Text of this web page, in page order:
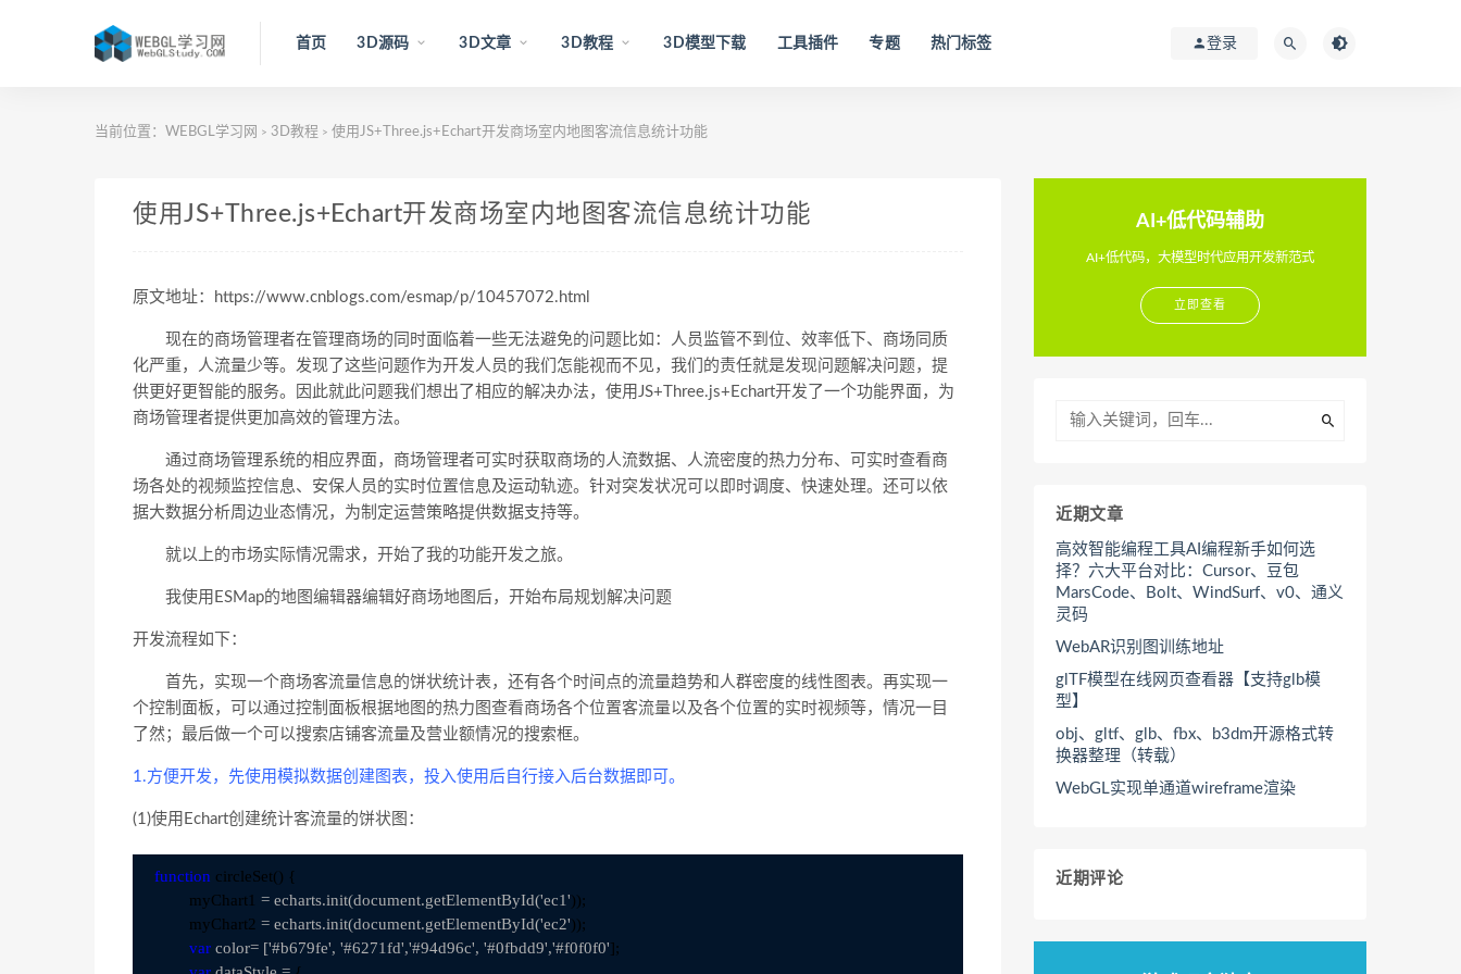
首页 3D源码 3D文章 3D教程 3D模型下载 工具插件 专题 热门标签 登录
当前位置： WEBGL学习网 > 3D教程 > 使用JS+Three.js+Echart开发商场室内地图客流信息统计功能
使用JS+Three.js+Echart开发商场室内地图客流信息统计功能
原文地址：https://www.cnblogs.com/esmap/p/10457072.html
现在的商场管理者在管理商场的同时面临着一些无法避免的问题比如：人员监管不到位、效率低下、商场同质
化严重，人流量少等。发现了这些问题作为开发人员的我们怎能视而不见，我们的责任就是发现问题解决问题，提
供更好更智能的服务。因此就此问题我们想出了相应的解决办法，使用JS+Three.js+Echart开发了一个功能界面，为
商场管理者提供更加高效的管理方法。
通过商场管理系统的相应界面，商场管理者可实时获取商场的人流数据、人流密度的热力分布、可实时查看商
场各处的视频监控信息、安保人员的实时位置信息及运动轨迹。针对突发状况可以即时调度、快速处理。还可以依
据大数据分析周边业态情况，为制定运营策略提供数据支持等。
就以上的市场实际情况需求，开始了我的功能开发之旅。
我使用ESMap的地图编辑器编辑好商场地图后，开始布局规划解决问题
开发流程如下：
首先，实现一个商场客流量信息的饼状统计表，还有各个时间点的流量趋势和人群密度的线性图表。再实现一
个控制面板，可以通过控制面板根据地图的热力图查看商场各个位置客流量以及各个位置的实时视频等，情况一目
了然；最后做一个可以搜索店铺客流量及营业额情况的搜索框。
1.方便开发，先使用模拟数据创建图表，投入使用后自行接入后台数据即可。
(1)使用Echart创建统计客流量的饼状图：
function circleSet() {
        myChart1
= echarts.init(document.getElementById('ec1'));
        myChart2
= echarts.init(document.getElementById('ec2'));
var color= ['#b679fe', '#6271fd','#94d96c', '#0fbdd9','#f0f0f0'];
AI+低代码辅助
AI+低代码，大模型时代应用开发新范式
立即查看
近期文章
高效智能编程工具AI编程新手如何选
择？六大平台对比：Cursor、豆包
MarsCode、Bolt、WindSurf、v0、通义
灵码
WebAR识别图训练地址
glTF模型在线网页查看器【支持glb模
型】
obj、gltf、glb、fbx、b3dm开源格式转
换器整理（转载）
WebGL实现单通道wireframe渲染
近期评论